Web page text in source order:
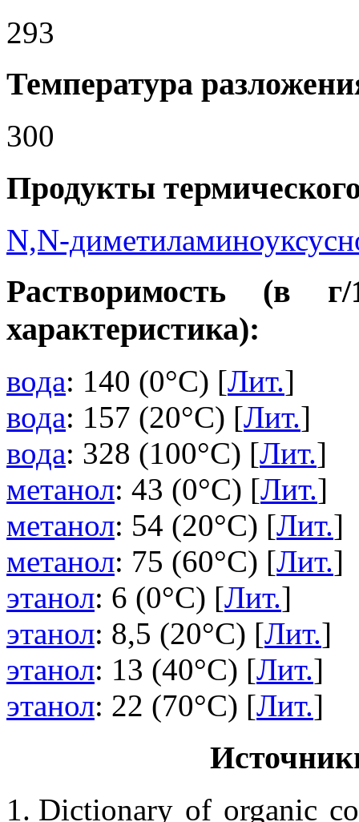
293
Температура
300
Продукты
N,N-
Растворимость (в
характеристика):
вода: 140 (0°C) [Лит.]
вода: 157 (20°C) [Лит.]
вода: 328 (100°C) [Лит.]
метанол: 43 (0°C) [Лит.]
метанол: 54 (20°C) [Лит.]
метанол: 75 (60°C) [Лит.]
этанол: 6 (0°C) [Лит.]
этанол: 8,5 (20°C) [Лит.]
этанол: 13 (40°C) [Лит.]
этанол: 22 (70°C) [Лит.]
Dictionary of organic